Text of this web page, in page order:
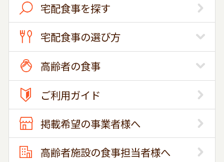
宅配食事を探す
宅配食事の選び方
高齢者の食事
ご利用ガイド
掲載希望の事業者様へ
高齢者施設の食事担当者様へ